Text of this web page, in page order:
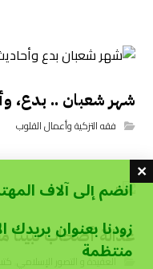
شهر شعبان .. بدع،
فقه التزكية وأعمال القلوب
عدالة أصحاب
العقيدة و التصور الإسلامي
انضم إلى آلاف
زودنا بعنوان
منتظمة